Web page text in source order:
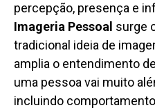
percepção, presença e
Imageria Pessoal surge
tradicional ideia de
amplia o entendimento
uma pessoa vai muito
incluindo